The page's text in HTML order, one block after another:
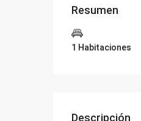
Resumen
1 Habitaciones
Descripción